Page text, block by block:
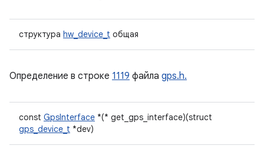
структура hw_device_t общая
Определение в строке 1119 файла gps.h.
const GpsInterface *(* get_gps_interface)(struct
gps_device_t *dev)